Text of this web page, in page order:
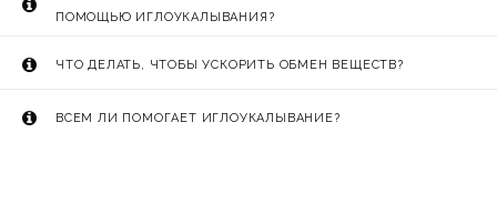
ПОМОЩЬЮ ИГЛОУКАЛЫВАНИЯ?
ЧТО ДЕЛАТЬ, ЧТОБЫ УСКОРИТЬ ОБМЕН ВЕЩЕСТВ?
ВСЕМ ЛИ ПОМОГАЕТ ИГЛОУКАЛЫВАНИЕ?